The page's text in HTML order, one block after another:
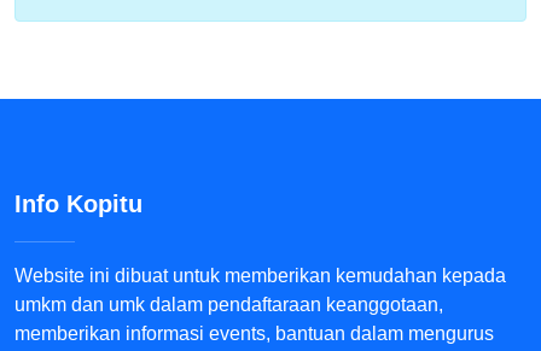
Info Kopitu
Website ini dibuat untuk memberikan kemudahan kepada
umkm dan umk dalam pendaftaraan keanggotaan,
memberikan informasi events, bantuan dalam mengurus